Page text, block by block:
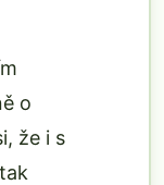
o
že i s